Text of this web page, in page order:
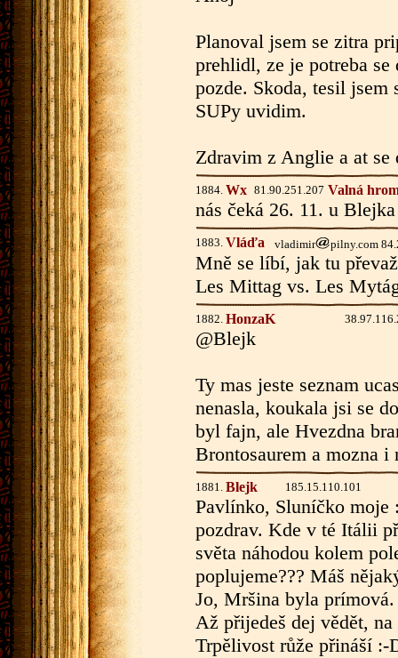
Planoval jsem se zitra
prehlidl, ze je potreba
pozde. Skoda, tesil jsem
SUPy uvidim.
Zdravim z Anglie a at se
1884. Wx 81.90.251.207 Valná
nás čeká 26. 11. u
1883. Vláďa vladimir pilny.com
Mně se líbí, jak tu
Les Mittag vs. Les
1882. HonzaK
@Blejk
Ty mas jeste seznam
nenasla, koukala jsi se
byl fajn, ale Hvezdna
Brontosaurem a mozna
1881. Blejk 185.15.110.101
Pavlínko, Sluníčko moje
pozdrav. Kde v té Itálii
světa náhodou kolem
poplujeme??? Máš
Jo, Mršina byla
Až přijedeš dej vědět,
Trpělivost růže přináší :-